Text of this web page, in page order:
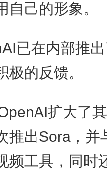
自己的形象。
已在内部推
极的反馈。
扩大了
推出Sora，并
频工具，同时